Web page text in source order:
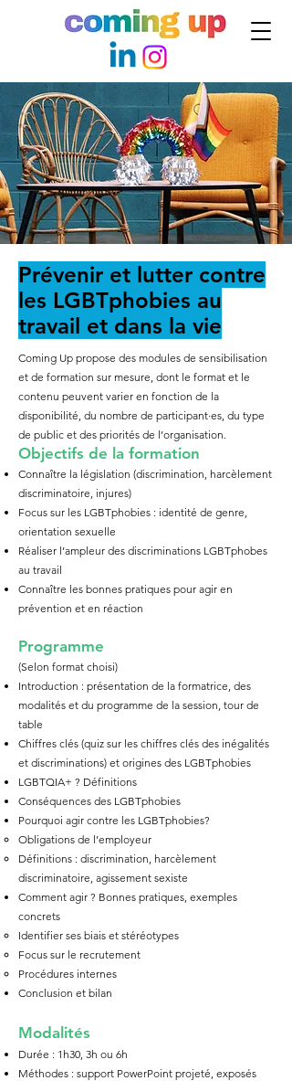
Prévenir et lutter contre
les LGBTphobies au
travail et dans la vie
Coming Up propose des modules de sensibilisation
et de formation sur mesure, dont le format et le
contenu peuvent varier en fonction de la
disponibilité, du nombre de participant·es, du type
de public et des priorités de l’organisation.
Objectifs de la formation
Connaître la législation (discrimination, harcèlement
discriminatoire, injures)
Focus sur les LGBTphobies : identité de genre,
orientation sexuelle
Réaliser l’ampleur des discriminations LGBTphobes
au travail
Connaître les bonnes pratiques pour agir en
prévention et en réaction
Programme
(Selon format choisi)
Introduction : présentation de la formatrice, des
modalités et du programme de la session, tour de
table
Chiffres clés (quiz sur les chiffres clés des inégalités
et discriminations) et origines des LGBTphobies
LGBTQIA+ ? Définitions
​Conséquences des LGBTphobies
Pourquoi agir contre les LGBTphobies?
Obligations de l’employeur
Définitions : discrimination, harcèlement
discriminatoire, agissement sexiste
​Comment agir ? Bonnes pratiques, exemples
concrets
Identifier ses biais et stéréotypes
Focus sur le recrutement
Procédures internes
Conclusion et bilan
Modalités
Durée : 1h30, 3h ou 6h
Méthodes : support PowerPoint projeté, exposés